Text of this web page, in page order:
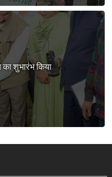
शुभारंभ किया